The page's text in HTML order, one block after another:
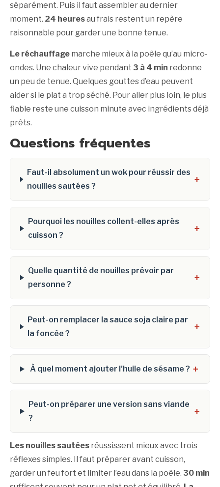
séparément. Puis il faut assembler au dernier
moment. 24 heuresau frais restent un repère
raisonnable pour garder une bonne tenue.
Le réchauffage marche mieux à la poêle qu’au micro-
ondes. Une chaleur vive pendant 3 à 4 min redonne
un peu de tenue. Quelques gouttes d’eau peuvent
aider si le plat a trop séché. Pour aller plus loin, le plus
fiable reste une cuisson minute avec ingrédients déjà
prêts.
Questions fréquentes
Faut-il absolument un wok pour réussir des
nouilles sautées ?
+
Pourquoi les nouilles collent-elles après
cuisson ?
+
Quelle quantité de nouilles prévoir par
personne ?
+
Peut-on remplacer la sauce soja claire par
la foncée ?
+
À quel moment ajouter l’huile de sésame ? +
Peut-on préparer une version sans viande
?
+
Les nouilles sautées réussissent mieux avec trois
réflexes simples. Il faut préparer avant cuisson,
garder un feu fort et limiter l’eau dans la poêle. 30 min